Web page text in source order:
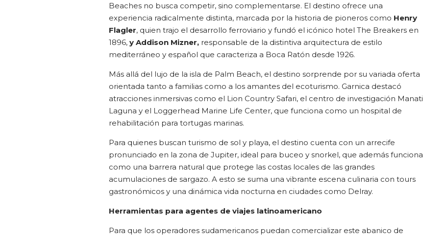
Beaches no busca competir, sino complementarse. El destino ofrece una
experiencia radicalmente distinta, marcada por la historia de pioneros como Henry
Flagler, quien trajo el desarrollo ferroviario y fundó el icónico hotel The Breakers en
1896, y Addison Mizner, responsable de la distintiva arquitectura de estilo
mediterráneo y español que caracteriza a Boca Ratón desde 1926.
Más allá del lujo de la isla de Palm Beach, el destino sorprende por su variada oferta
orientada tanto a familias como a los amantes del ecoturismo. Garnica destacó
atracciones inmersivas como el Lion Country Safari, el centro de investigación Manati
Laguna y el Loggerhead Marine Life Center, que funciona como un hospital de
rehabilitación para tortugas marinas.
Para quienes buscan turismo de sol y playa, el destino cuenta con un arrecife
pronunciado en la zona de Jupiter, ideal para buceo y snorkel, que además funciona
como una barrera natural que protege las costas locales de las grandes
acumulaciones de sargazo. A esto se suma una vibrante escena culinaria con tours
gastronómicos y una dinámica vida nocturna en ciudades como Delray.
Herramientas para agentes de viajes latinoamericano
Para que los operadores sudamericanos puedan comercializar este abanico de